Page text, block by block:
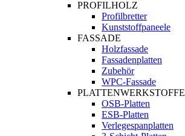
PROFILHOLZ
Profilbretter
Kunststoffpaneele
FASSADE
Holzfassade
Fassadenplatten
Zubehör
WPC-Fassade
PLATTENWERKSTOFFE
OSB-Platten
ESB-Platten
Verlegespanplatten